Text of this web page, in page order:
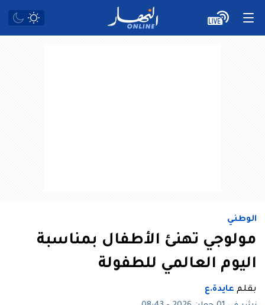
الوطني
مولوجي تهنئ الأطفال بمناسبة
اليوم العالمي للطفولة
بقلم عايدة.ع